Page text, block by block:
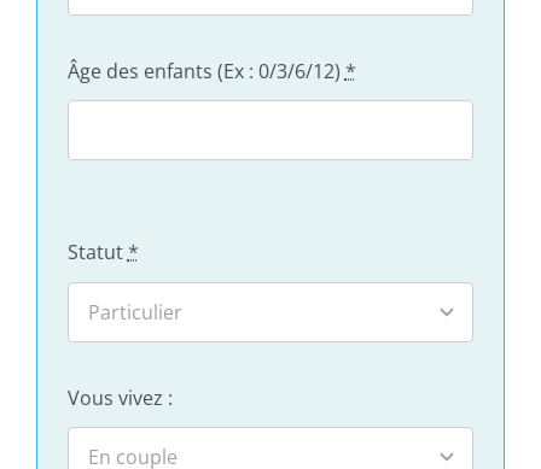
Âge des enfants (Ex : 0/3/6/12) *
Statut *
Vous vivez :